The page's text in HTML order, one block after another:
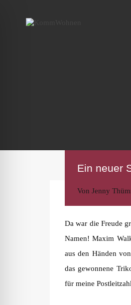
Ein neuer
Von Jenny
Da war die Freude
Namen! Maxim
aus den Händen
das gewonnene
für meine